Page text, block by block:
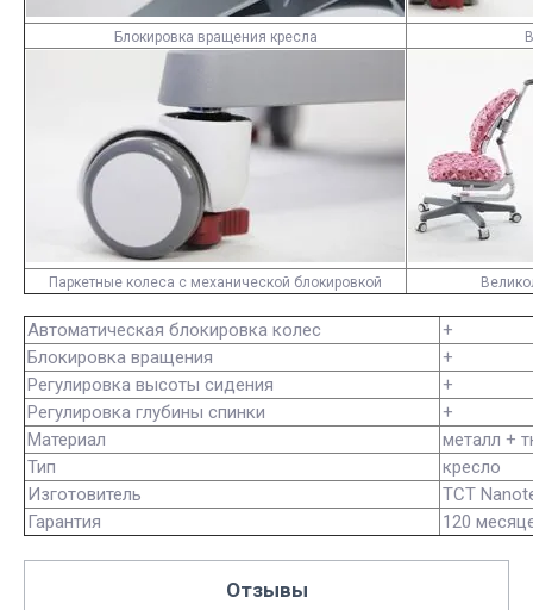
Блокировка вращения кресла
Паркетные колеса с механической блокировкой
Автоматическая блокировка колес
+
Блокировка вращения
+
Регулировка высоты сидения
+
Регулировка глубины спинки
+
Материал
металл +
Тип
кресло
Изготовитель
TCT
Гарантия
120
Отзывы